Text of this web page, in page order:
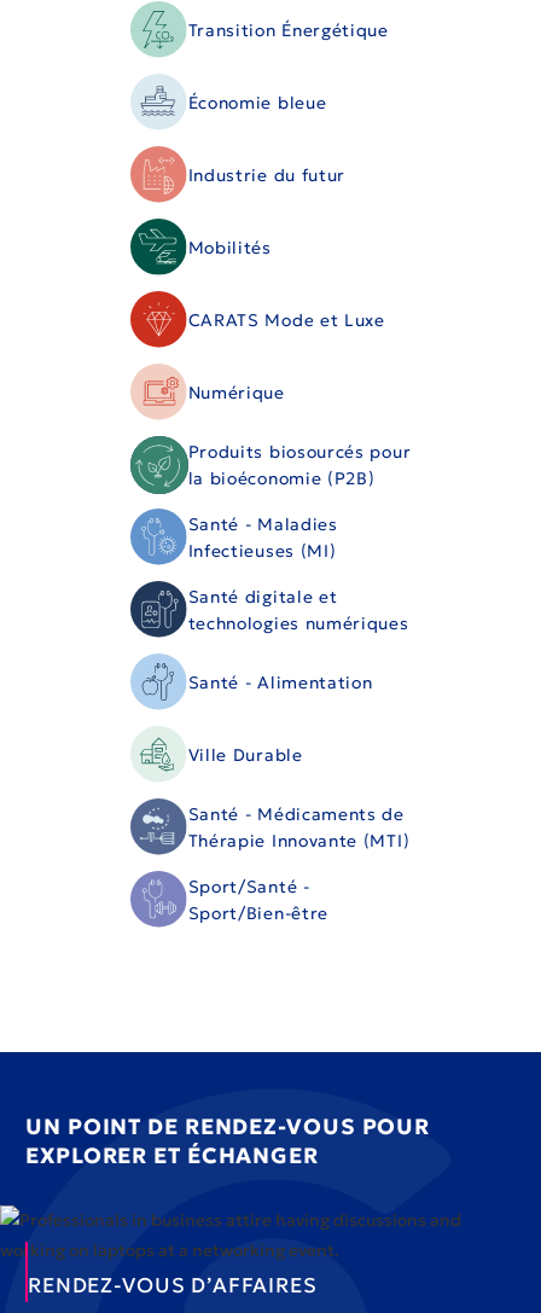
Transition Énergétique
Économie bleue
Industrie du futur
Mobilités
CARATS Mode et Luxe
Numérique
Produits biosourcés pour
la bioéconomie (P2B)
Santé - Maladies
Infectieuses (MI)
Santé digitale et
technologies numériques
Santé - Alimentation
Ville Durable
Santé - Médicaments de
Thérapie Innovante (MTI)
Sport/Santé -
Sport/Bien-être
UN POINT DE RENDEZ-VOUS POUR
EXPLORER ET ÉCHANGER
RENDEZ-VOUS D’AFFAIRES